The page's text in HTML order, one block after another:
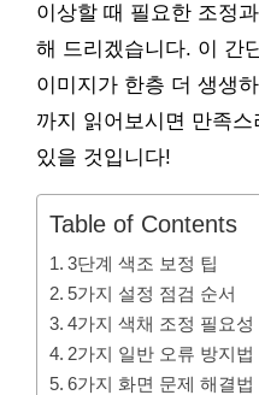
이상할 때 필요한 조정
해 드리겠습니다. 이 간
이미지가 한층 더 생생
까지 읽어보시면 만족
있을 것입니다!
Table of Contents
3단계 색조 보정 팁
5가지 설정 점검 순서
4가지 색채 조정 필요성
2가지 일반 오류 방지법
6가지 화면 문제 해결법